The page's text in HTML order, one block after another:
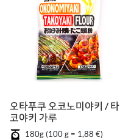
오타푸쿠 오코노미야키 / 타
코야키 가루
180g (100 g = 1,88 €)